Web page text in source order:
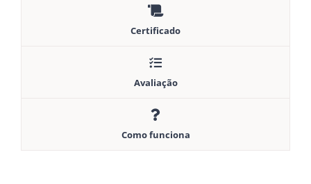
Certificado
Avaliação
Como funciona